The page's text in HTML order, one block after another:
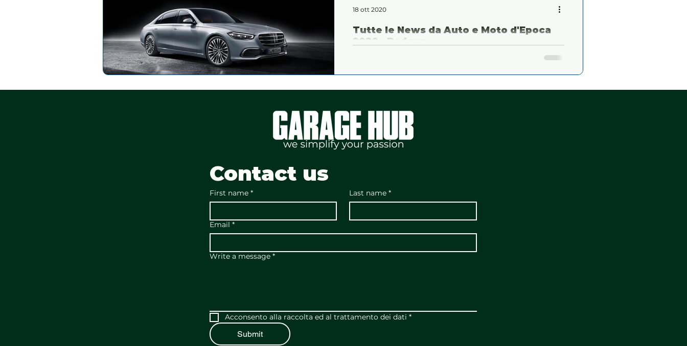
Tutte le News da Auto e Moto d'Epoca
2020 - Padova -
18 ott 2020
Contact us
First name * Last name *
Email *
Write a message *
Acconsento alla raccolta ed al trattamento dei dati *
Submit